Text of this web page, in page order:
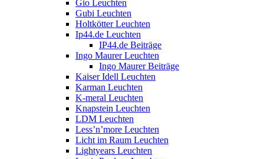
Gio Leuchten
Gubi Leuchten
Holtkötter Leuchten
Ip44.de Leuchten
IP44.de Beiträge
Ingo Maurer Leuchten
Ingo Maurer Beiträge
Kaiser Idell Leuchten
Karman Leuchten
K-meral Leuchten
Knapstein Leuchten
LDM Leuchten
Less’n’more Leuchten
Licht im Raum Leuchten
Lightyears Leuchten